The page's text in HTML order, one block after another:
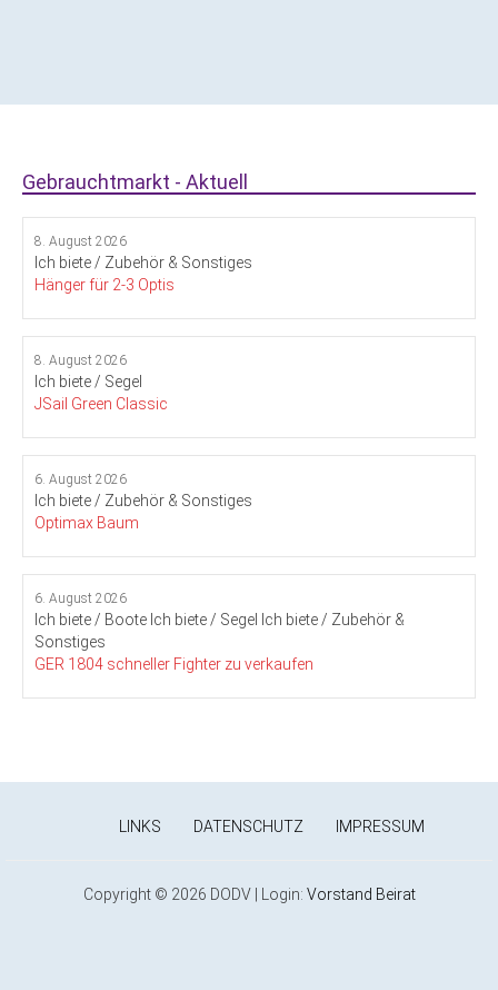
Gebrauchtmarkt - Aktuell
8. August 2026
Ich biete / Zubehör & Sonstiges
Hänger für 2-3 Optis
8. August 2026
Ich biete / Segel
JSail Green Classic
6. August 2026
Ich biete / Zubehör & Sonstiges
Optimax Baum
6. August 2026
Ich biete / Boote Ich biete / Segel
Ich biete / Zubehör &
Sonstiges
GER 1804 schneller Fighter zu verkaufen
LINKS DATENSCHUTZ IMPRESSUM
Copyright © 2026 DODV | Login: Vorstand Beirat